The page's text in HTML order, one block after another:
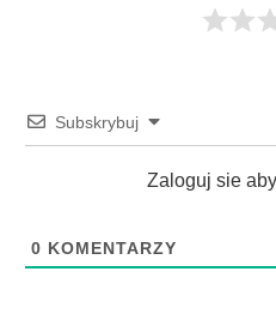
Subskrybuj
Zaloguj sie
0 KOMENTARZY